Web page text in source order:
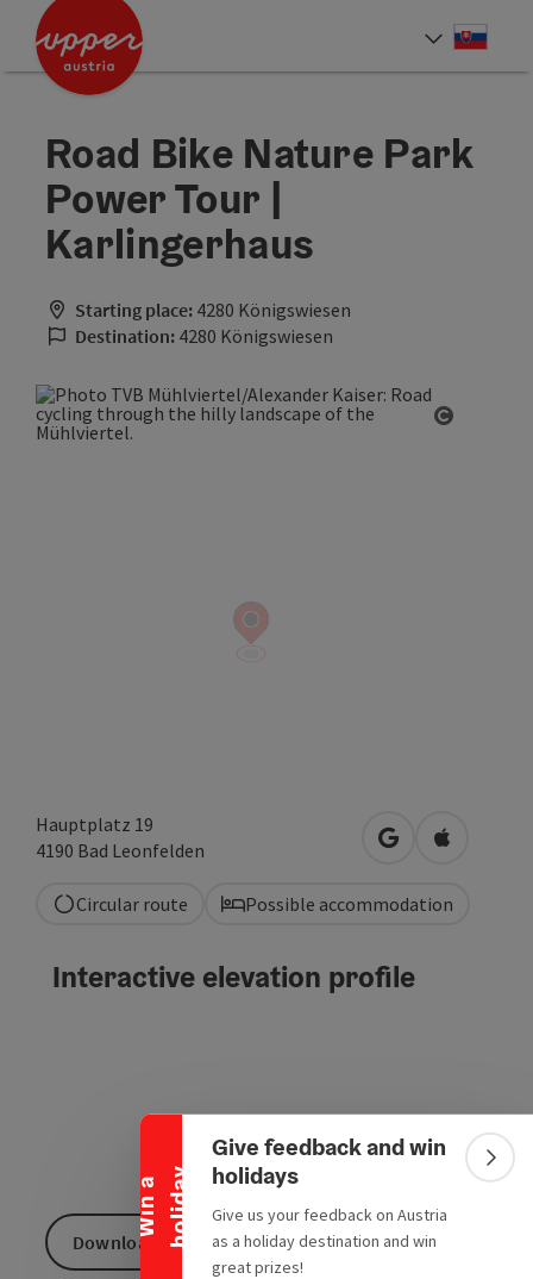
Accesskey
Accesskey
W
i
n
a
h
o
l
i
d
a y
Collapse banner
Give feedback and win
holidays
Give us your feedback on Austria
as a holiday destination and win
great prizes!
Road Bike Nature Park
Power Tour |
Karlingerhaus
Starting place: 4280 Königswiesen
Destination: 4280 Königswiesen
Hauptplatz 19
4190 Bad Leonfelden open in Google
Open in
Circular route Possible accommodation
Interactive elevation profile
Download GPS data